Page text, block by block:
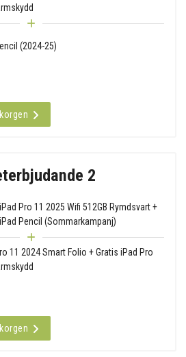
(2024-25)
2
Pro 11 2025 Wifi 512GB Rymdsvart +
Pencil (Sommarkampanj)
11 2024 Smart Folio + Gratis iPad Pro